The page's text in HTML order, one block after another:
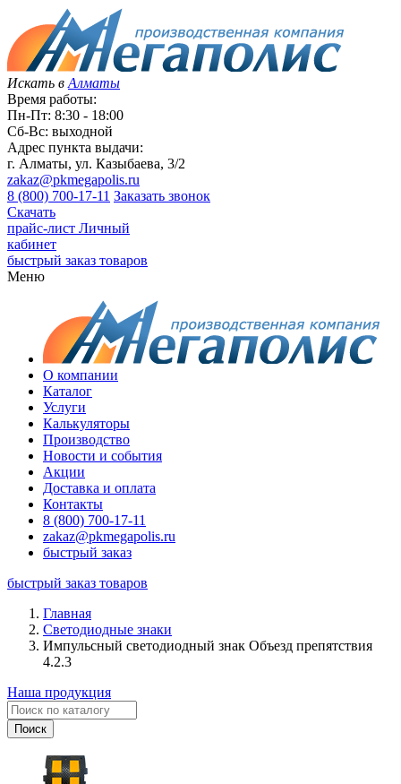
Искать в Алматы
Время работы:
Пн-Пт: 8:30 - 18:00
Сб-Вс: выходной
Адрес пункта выдачи:
г. Алматы, ул. Казыбаева, 3/2
zakaz@pkmegapolis.ru
8 (800) 700-17-11 Заказать звонок
Скачать
прайс-лист Личный
кабинет
быстрый заказ товаров
Меню
О компании
Каталог
Услуги
Калькуляторы
Производство
Новости и события
Акции
Доставка и оплата
Контакты
8 (800) 700-17-11
zakaz@pkmegapolis.ru
быстрый заказ
быстрый заказ товаров
Главная
Светодиодные знаки
Импульсный светодиодный знак Объезд препятствия
4.2.3
Наша продукция